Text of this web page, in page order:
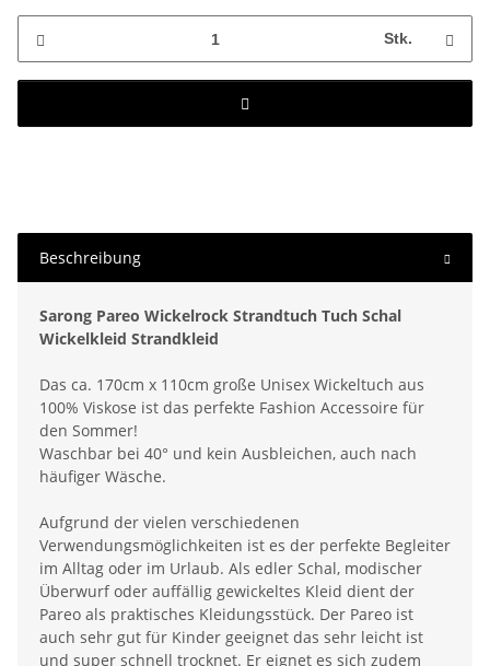
Stk.
Beschreibung
Sarong Pareo Wickelrock Strandtuch Tuch Schal
Wickelkleid Strandkleid
Das ca. 170cm x 110cm große Unisex Wickeltuch aus
100% Viskose ist das perfekte Fashion Accessoire für
den Sommer!
Waschbar bei 40° und kein Ausbleichen, auch nach
häufiger Wäsche.
Aufgrund der vielen verschiedenen
Verwendungsmöglichkeiten ist es der perfekte Begleiter
im Alltag oder im Urlaub. Als edler Schal, modischer
Überwurf oder auffällig gewickeltes Kleid dient der
Pareo als praktisches Kleidungsstück. Der Pareo ist
auch sehr gut für Kinder geeignet das sehr leicht ist
und super schnell trocknet. Er eignet es sich zudem